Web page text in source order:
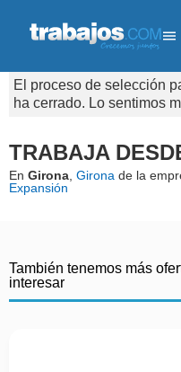
El proceso de selección
ha cerrado. Lo sentimos
TRABAJA
En Girona Girona de la
Expansión
También tenemos más
interesar